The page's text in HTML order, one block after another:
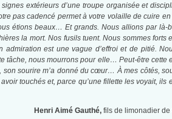
extérieurs d’une troupe organisée et
pas cadencé permet à votre volaille de cuire
étions beaux… Et grands. Nous allions par là-
la mort. Nos fusils tuent. Nous sommes
est une vague d’effroi et de pitié.
nous mourrons pour elle… Peut-être cette
sourire m’a donné du cœur… À mes côtés,
touchés et, parce qu’une fillette les voyait,
Henri Aimé Gauthé, fils de limonadier